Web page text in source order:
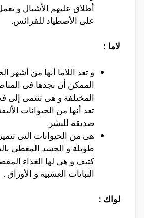
أطلاق عليهم الأشبال و
على الأصطياد للفرائس.
لاما :
و تعد اللاما أنها من أشهر
الممكن أن نجدها فى
المختلفة و هى تنتمى إلى
تعد أنها من الحيوانات
صديقة للبشر.
هى من الحيوانات التى
طويلة و الجسد المغطى
كثيف و هى لها الغذاء
النباتات العشبية و الأوراق .
لواك :